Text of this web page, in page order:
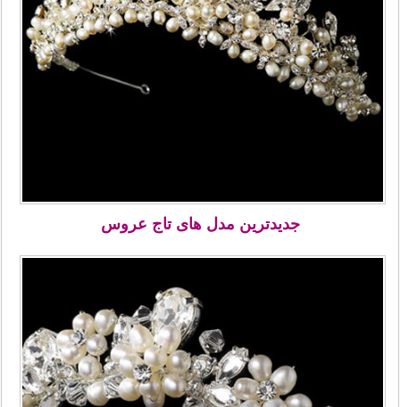
جدیدترین مدل های تاج عروس